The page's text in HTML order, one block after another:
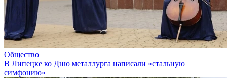
Общество
В Липецке ко Дню металлурга написали «стальную
симфонию»